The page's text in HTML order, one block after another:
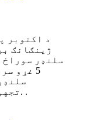
د اکتوبر
ژینګانګ
سلنډر سوراخ
5 غړو
تجهیزاتو دمخه منل بشپړ کړي. .